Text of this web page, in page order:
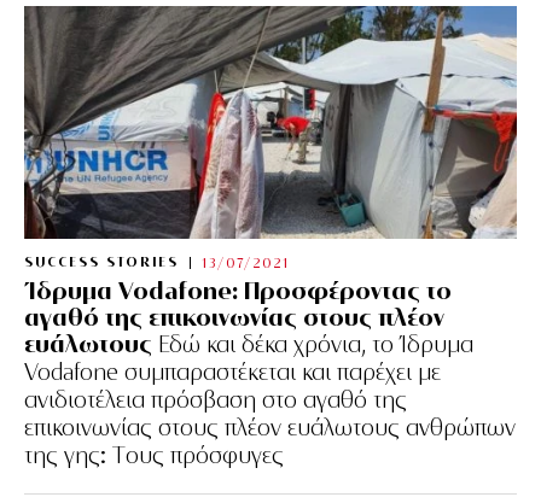
SUCCESS STORIES 13/07/2021
Ίδρυμα Vodafone: Προσφέροντας το
αγαθό της επικοινωνίας στους πλέον
ευάλωτους Εδώ και δέκα χρόνια, το Ίδρυμα
Vodafone συμπαραστέκεται και παρέχει με
ανιδιοτέλεια πρόσβαση στο αγαθό της
επικοινωνίας στους πλέον ευάλωτους ανθρώπων
της γης: Tους πρόσφυγες